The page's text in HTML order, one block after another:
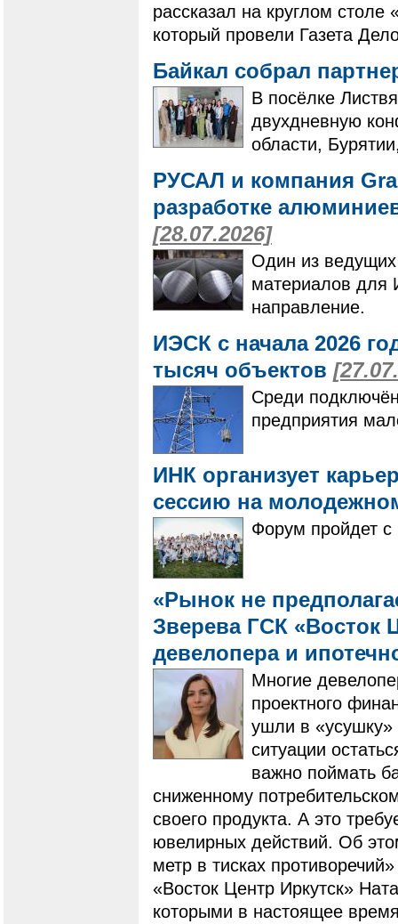
рассказал на круглом столе
который провели Газета
Байкал собрал
В посёлке
двухдневную
области,
РУСАЛ и компания
разработке
[28.07.2026]
Один из ведущих
материалов для
направление.
ИЭСК с начала 2026
тысяч объектов
Среди
предприятия
ИНК организует
сессию на
Форум пройдет с
«Рынок не
Зверева ГСК «Восток
девелопера и
Многие
проектного
ушли в «усушку»
ситуации
важно поймать
сниженному
своего продукта. А это
ювелирных действий. Об
метр в тисках
«Восток Центр Иркутск»
которыми в настоящее